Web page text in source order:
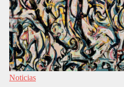
Noticias